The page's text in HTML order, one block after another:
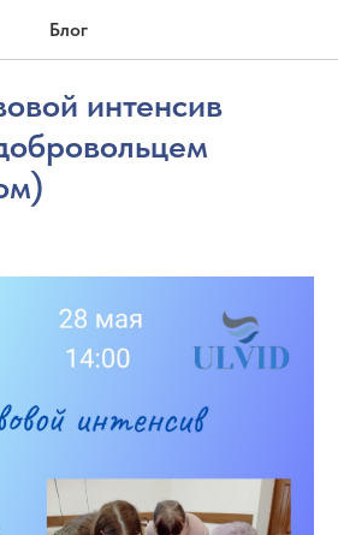
Блог
интенсив